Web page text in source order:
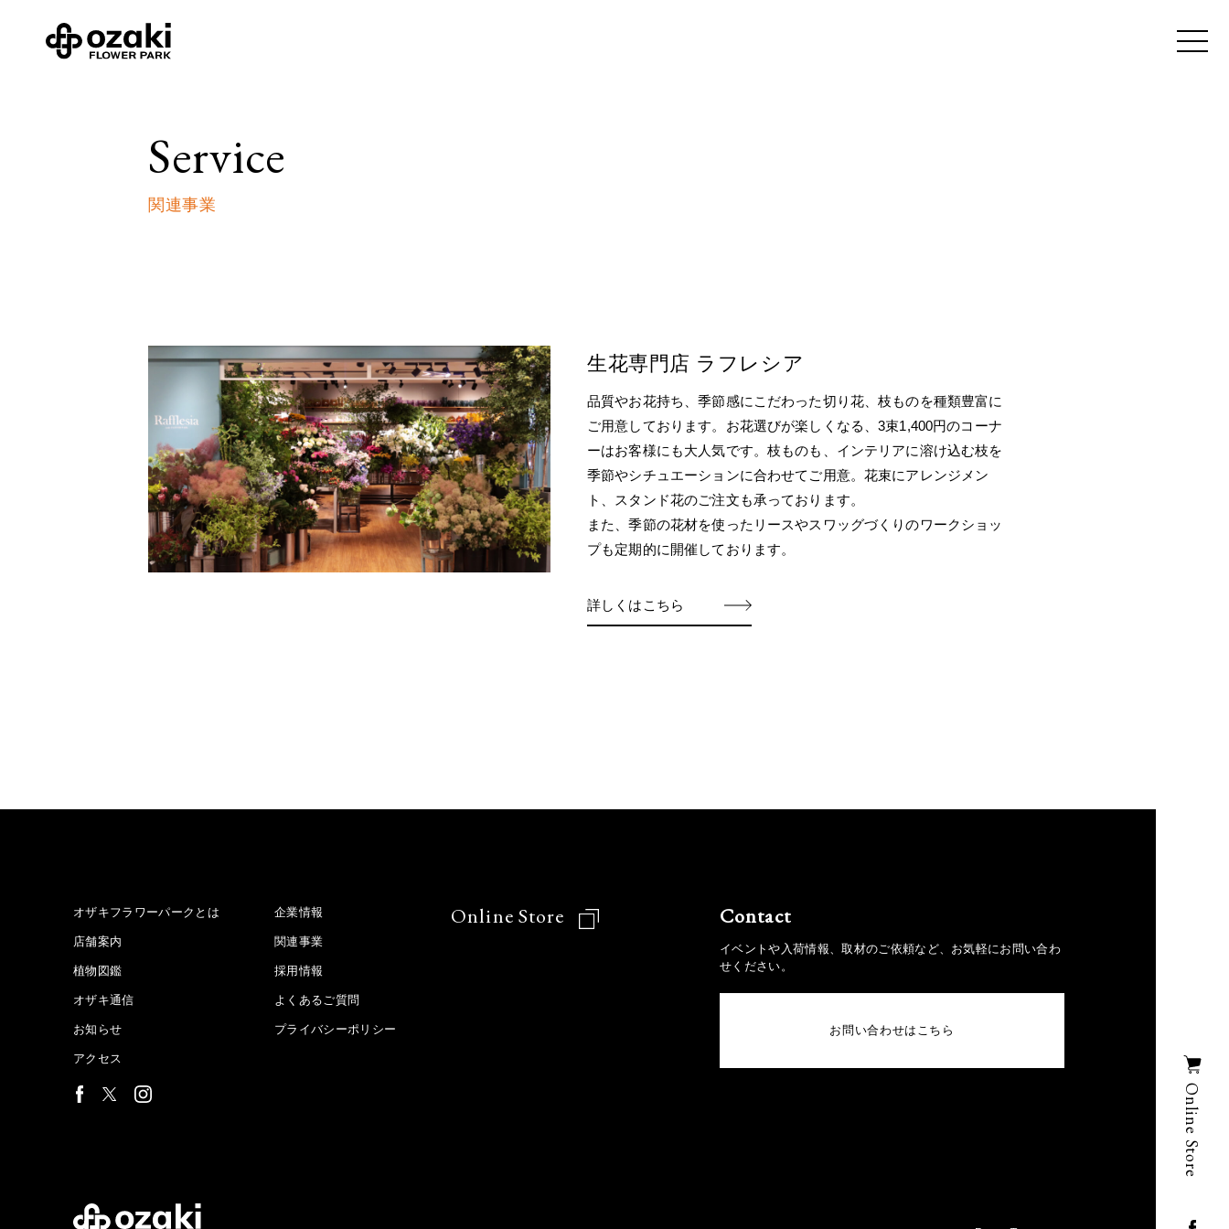
Online Store
Service
関連事業
生花専門店 ラフレシア
品質やお花持ち、季節感にこだわった切り花、枝ものを種類豊富に
ご用意しております。お花選びが楽しくなる、3束1,400円のコーナ
ーはお客様にも大人気です。枝ものも、インテリアに溶け込む枝を
季節やシチュエーションに合わせてご用意。花束にアレンジメン
ト、スタンド花のご注文も承っております。
また、季節の花材を使ったリースやスワッグづくりのワークショッ
プも定期的に開催しております。
詳しくはこちら
オザキフラワーパークとは
店舗案内
植物図鑑
オザキ通信
お知らせ
アクセス
企業情報
関連事業
採用情報
よくあるご質問
プライバシーポリシー
Online Store Contact
イベントや入荷情報、取材のご依頼など、お気軽にお問い合わ
せください。
お問い合わせはこちら